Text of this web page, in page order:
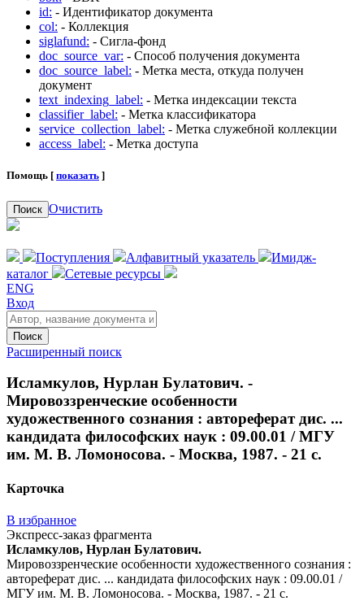
id: - Идентификатор документа
col: - Коллекция
siglafund: - Сигла-фонд
doc_source_var: - Способ получения документа
doc_source_label: - Метка места, откуда получен
документ
text_indexing_label: - Метка индексации текста
classifier_label: - Метка классификатора
service_collection_label: - Метка служебной коллекции
access_label: - Метка доступа
Помощь [ показать ]
Поиск Очистить
Поступления Алфавитный указатель
Имидж-
каталог
Сетевые ресурсы
ENG
Вход
Поиск
Расширенный поиск
Исламкулов, Нурлан Булатович. -
Мировоззренческие особенности
художественного сознания : автореферат дис. ...
кандидата философских наук : 09.00.01 / МГУ
им. М. В. Ломоносова. - Москва, 1987. - 21 с.
Карточка
В избранное
Экспресс-заказ фрагмента
Исламкулов, Нурлан Булатович.
Мировоззренческие особенности художественного сознания :
автореферат дис. ... кандидата философских наук : 09.00.01 /
МГУ им. М. В. Ломоносова. - Москва, 1987. - 21 с.